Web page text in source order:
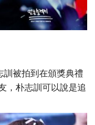
訓被拍到在頒獎典禮
，朴志訓可以說是追